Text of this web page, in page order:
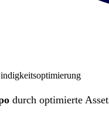
durch optimierte